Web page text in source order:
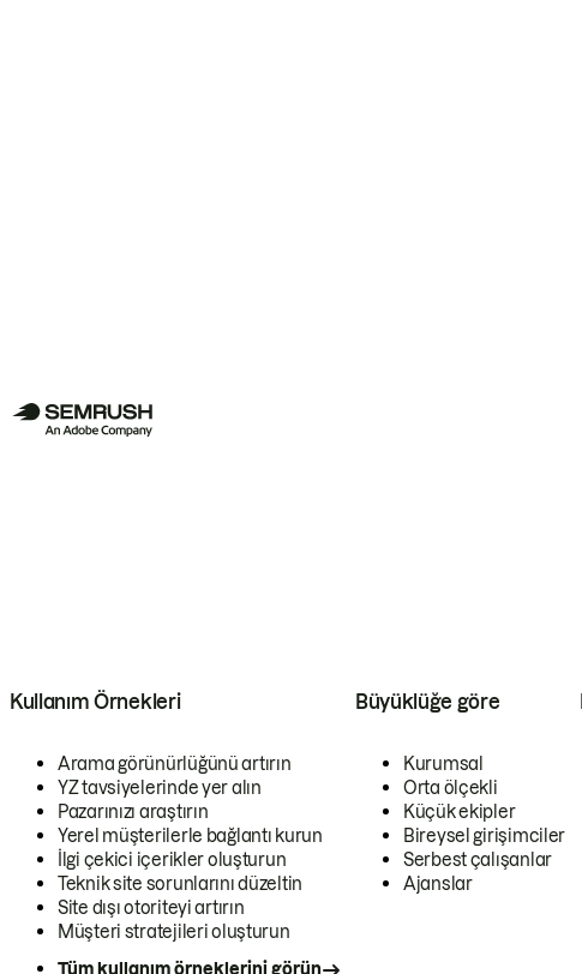
Kullanım Örnekleri
Arama görünürlüğünü artırın
YZ tavsiyelerinde yer alın
Pazarınızı araştırın
Yerel müşterilerle bağlantı kurun
İlgi çekici içerikler oluşturun
Teknik site sorunlarını düzeltin
Site dışı otoriteyi artırın
Müşteri stratejileri oluşturun
Tüm kullanım örneklerini görün
Büyüklüğe göre
Kurumsal
Orta ölçekli
Küçük ekipler
Bireysel girişimciler
Serbest çalışanlar
Ajanslar